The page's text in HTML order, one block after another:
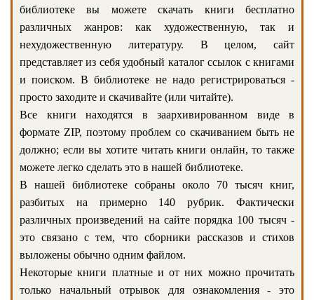
библиотеке вы можете скачать книги бесплатно
различных жанров: как художественную, так и
нехудожественную литературу. В целом, сайт
представляет из себя удобный каталог ссылок с книгами
и поиском. В библиотеке не надо регистрироваться -
просто заходите и скачивайте (или читайте).
Все книги находятся в заархивированном виде в
формате ZIP, поэтому проблем со скачиванием быть не
должно; если вы хотите читать книги онлайн, то также
можете легко сделать это в нашей библиотеке.
В нашей библиотеке собраны около 70 тысяч книг,
разбитых на примерно 140 рубрик. Фактически
различных произведений на сайте порядка 100 тысяч -
это связано с тем, что сборники рассказов и стихов
выложены обычно одним файлом.
Некоторые книги платные и от них можно прочитать
только начальный отрывок для ознакомления - это